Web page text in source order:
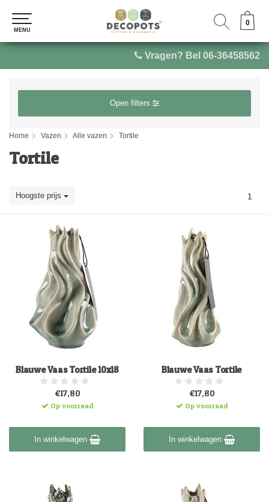
Vragen? Bel 06-36458562
0
MENU
0
MENU
Open filters
Home Vazen Alle vazen Tortile
Tortile
Hoogste prijs 1
Blauwe Vaas Tortile 10x18
€17,80
Op voorraad
In winkelwagen
Blauwe Vaas Tortile
€17,80
Op voorraad
In winkelwagen